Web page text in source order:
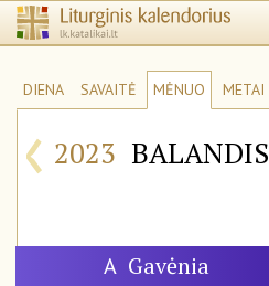
DIENA SAVAITĖ MĖNUO METAI
‹ 2023 BALANDIS
A Gavėnia